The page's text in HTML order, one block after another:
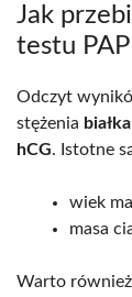
Jak
testu
Odczyt
stężenia
hCG. Istotne
wiek
masa
Warto również